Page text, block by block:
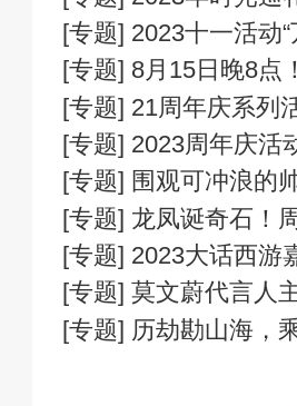
[专题] 天梯巅
[专题] 雪落长
[专题] 2023
[专题] 大话西
[专题] 2023
[专题] 2023
[专题] 2023
[专题] 2023